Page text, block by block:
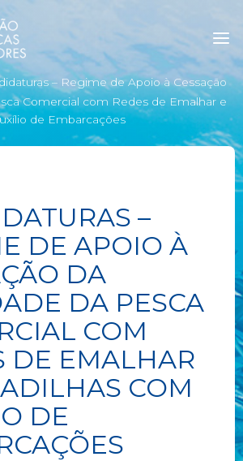
– Regime de Apoio à Cessação
Comercial com Redes de Emalhar e
de Embarcações
–
DE APOIO À
DA
DA PESCA
COM
DE EMALHAR
COM
DE